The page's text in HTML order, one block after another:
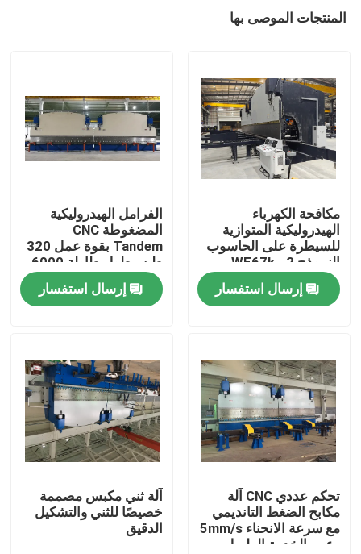
منتجات
معلومات عنا
جولة في المصنع
ضبط الجودة
المنتجات الموصى بها
مكافحة الكهرباء
الهيدروليكية المتوازية
للسيطرة على الحاسوب
النموذج 2-WE67k-
1200/6250 لصناعة ناقل
الحرارة الاحتكارية البرج
الأنبوبي والعمود العالي
إرسال استفسار
الفرامل الهيدروليكية
المضغوطة CNC
Tandem بقوة عمل 320
طن وطول طاولة 6000
مم مع نظام DELEM
DA53T CNCإرسال استفسار
تحكم عددي CNC آلة
مكابح الضغط التانديمي
مع سرعة الانحناء 5mm/s
وعمر الخدمة الطويل
آلة ثني مكبس مصممة
خصيصًا للثني والتشكيل
الدقيق